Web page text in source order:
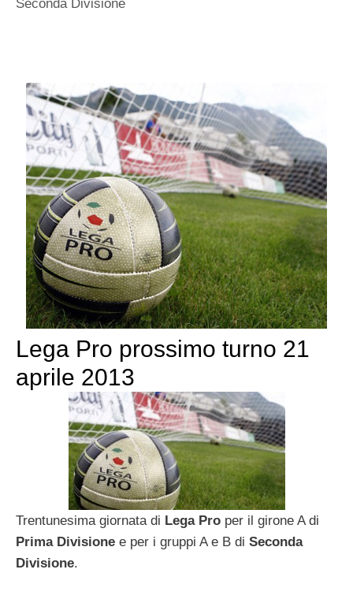
Seconda Divisione
Lega Pro prossimo turno 21
aprile 2013
Trentunesima giornata di Lega Pro per il girone A di
Prima Divisione e per i gruppi A e B di Seconda
Divisione.